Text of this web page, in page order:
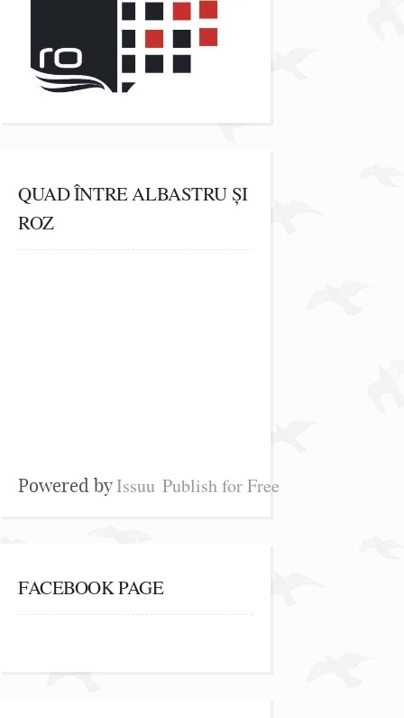
QUAD ÎNTRE ALBASTRU ȘI
ROZ
Powered byIssuu Publish for Free
FACEBOOK PAGE